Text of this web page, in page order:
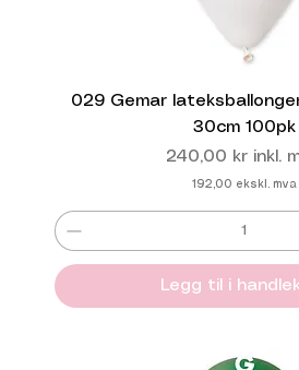
029 Gemar
30cm 100pk
Pris
240,00 kr inkl.
192,00 ekskl. mva
Legg til i